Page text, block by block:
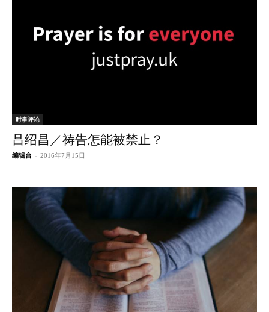
时事评论
吕绍昌／祷告怎能被禁止？
编辑台 - 2016年7月15日